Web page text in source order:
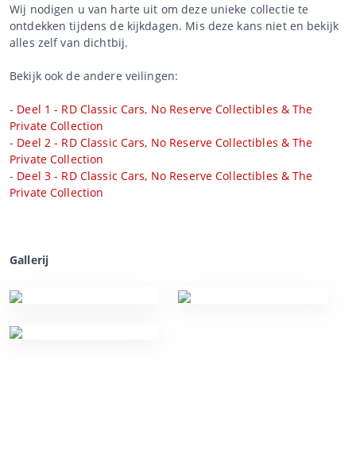
Wij nodigen u van harte uit om deze unieke collectie te
ontdekken tijdens de kijkdagen. Mis deze kans niet en bekijk
alles zelf van dichtbij.
Bekijk ook de andere veilingen:
- Deel 1 - RD Classic Cars, No Reserve Collectibles & The
Private Collection
- Deel 2 - RD Classic Cars, No Reserve Collectibles & The
Private Collection
- Deel 3 - RD Classic Cars, No Reserve Collectibles & The
Private Collection
Gallerij